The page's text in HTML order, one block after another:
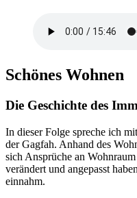
Schönes Wohnen
Die Geschichte des
In dieser Folge spreche ich
der Gagfah. Anhand des
sich Ansprüche an
verändert und angepasst
einnahm.